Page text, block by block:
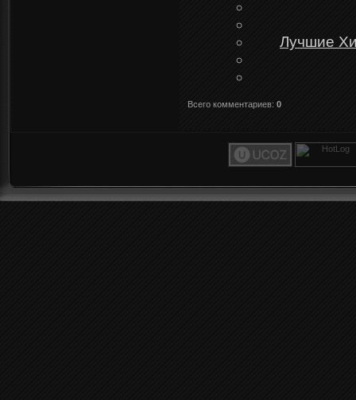
Лучшие
Всего комментариев: 0